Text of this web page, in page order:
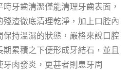
牙齒清潔僅能清理牙齒表面，
渣徹底清理乾淨，加上口腔內
持溫濕的狀態，嚴格來說口腔
累積之下便形成牙結石，並且
肉發炎，更甚者則患牙周